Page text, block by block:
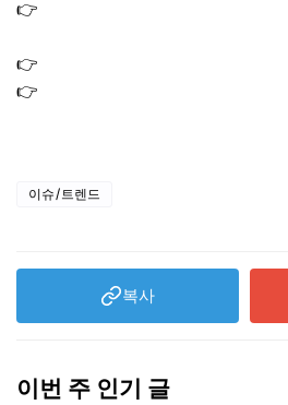
👉
👉
👉
이슈/트렌드
복사
이번 주 인기 글